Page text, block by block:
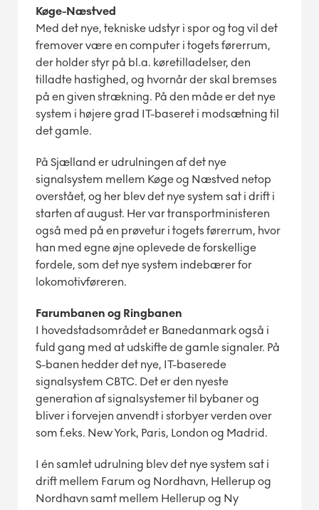
Køge-Næstved
Med det nye, tekniske udstyr i spor og tog vil det
fremover være en computer i togets førerrum,
der holder styr på bl.a. køretilladelser, den
tilladte hastighed, og hvornår der skal bremses
på en given strækning. På den måde er det nye
system i højere grad IT-baseret i modsætning til
det gamle.
På Sjælland er udrulningen af det nye
signalsystem mellem Køge og Næstved netop
overstået, og her blev det nye system sat i drift i
starten af august. Her var transportministeren
også med på en prøvetur i togets førerrum, hvor
han med egne øjne oplevede de forskellige
fordele, som det nye system indebærer for
lokomotivføreren.
Farumbanen og Ringbanen
I hovedstadsområdet er Banedanmark også i
fuld gang med at udskifte de gamle signaler. På
S-banen hedder det nye, IT-baserede
signalsystem CBTC. Det er den nyeste
generation af signalsystemer til bybaner og
bliver i forvejen anvendt i storbyer verden over
som f.eks. New York, Paris, London og Madrid.
I én samlet udrulning blev det nye system sat i
drift mellem Farum og Nordhavn, Hellerup og
Nordhavn samt mellem Hellerup og Ny